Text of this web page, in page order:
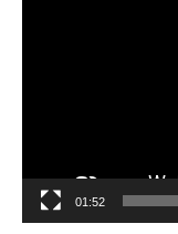
01:52